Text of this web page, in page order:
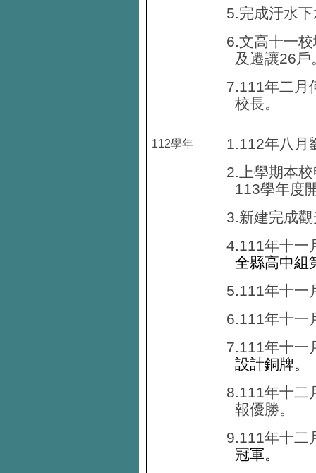
5.完成汙水
6.文高十一
及遷讓26戶
7.111年二月
校長。
112學年 1.112年八 月
2. 上學期本
113學年度
3.新建完成
4.111年十一
全縣高中組
5.111年十一
6.111年十一
7.111年十一
設計銅牌。
8.111年十二
報優勝。
9.111年十二
冠軍。